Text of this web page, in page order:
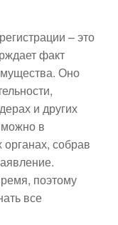
– это
факт
Оно
и других
в
собрав
поэтому
все